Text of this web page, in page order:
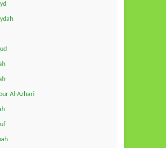
Al-Azhari